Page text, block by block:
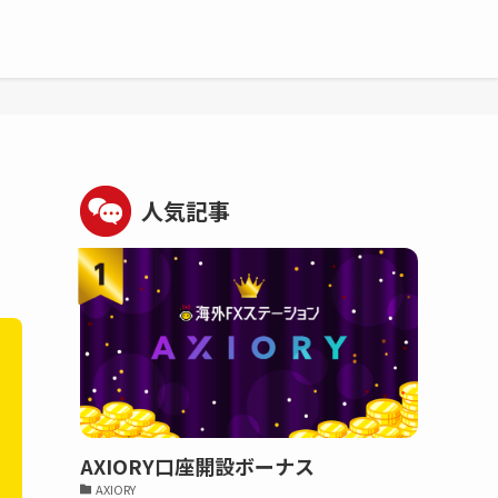
人気記事
AXIORY口座開設ボーナス
AXIORY